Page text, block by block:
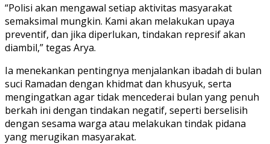
“Polisi akan mengawal setiap aktivitas masyarakat
semaksimal mungkin. Kami akan melakukan upaya
preventif, dan jika diperlukan, tindakan represif akan
diambil,” tegas Arya.
Ia menekankan pentingnya menjalankan ibadah di bulan
suci Ramadan dengan khidmat dan khusyuk, serta
mengingatkan agar tidak mencederai bulan yang penuh
berkah ini dengan tindakan negatif, seperti berselisih
dengan sesama warga atau melakukan tindak pidana
yang merugikan masyarakat.